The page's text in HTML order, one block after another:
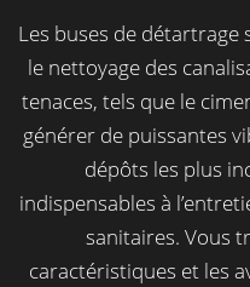
Les buses de
le nettoyage des
tenaces, tels que le
générer de puissantes
dépôts les plus
indispensables à
sanitaires. Vous
caractéristiques et les